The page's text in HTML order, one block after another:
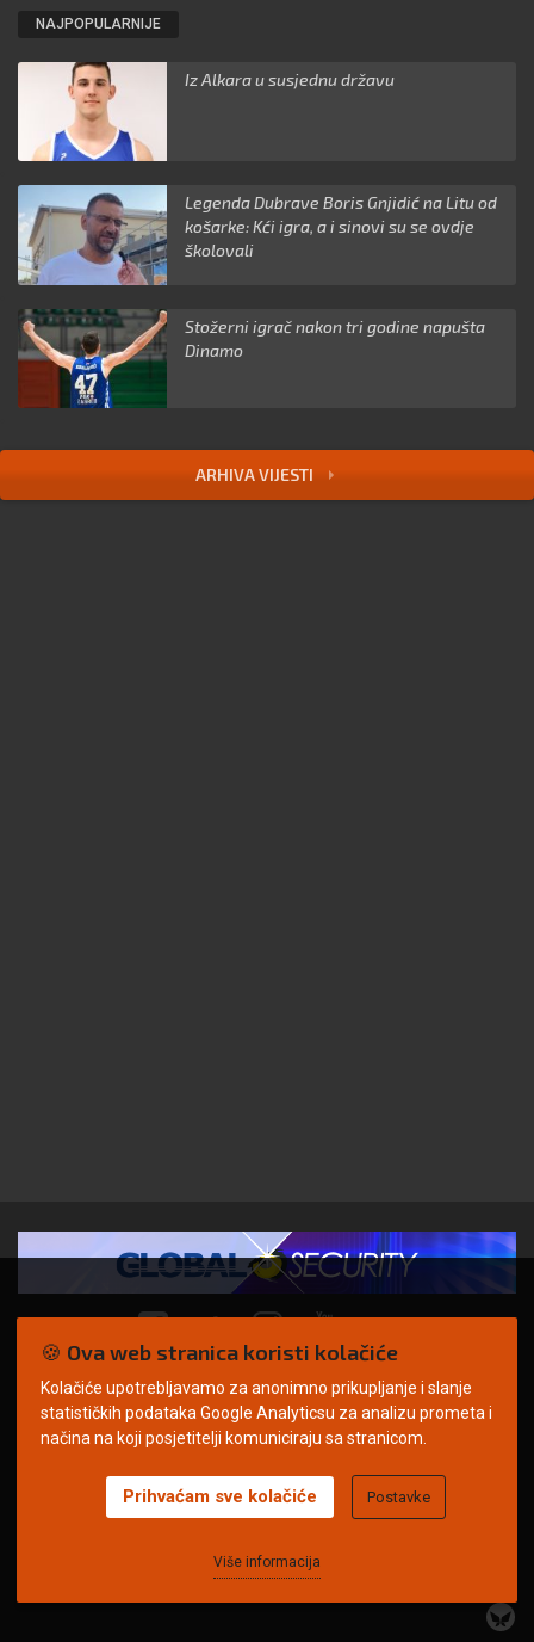
NAJPOPULARNIJE
Iz Alkara u susjednu državu
Legenda Dubrave Boris Gnjidić na Litu od
košarke: Kći igra, a i sinovi su se ovdje
školovali
Stožerni igrač nakon tri godine napušta
Dinamo
ARHIVA VIJESTI
© Copyright 2026. | ARILEO
Uvjeti korištenja Politika privatnosti
Impressum
🍪 Ova web stranica koristi kolačiće
Kolačiće upotrebljavamo za anonimno prikupljanje i slanje
statističkih podataka Google Analyticsu za analizu prometa i
načina na koji posjetitelji komuniciraju sa stranicom.
Više informacija
Prihvaćam sve kolačiće Postavke